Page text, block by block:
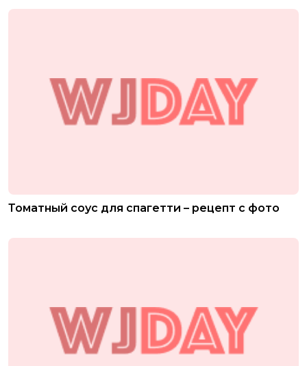
Томатный соус для спагетти – рецепт с фото